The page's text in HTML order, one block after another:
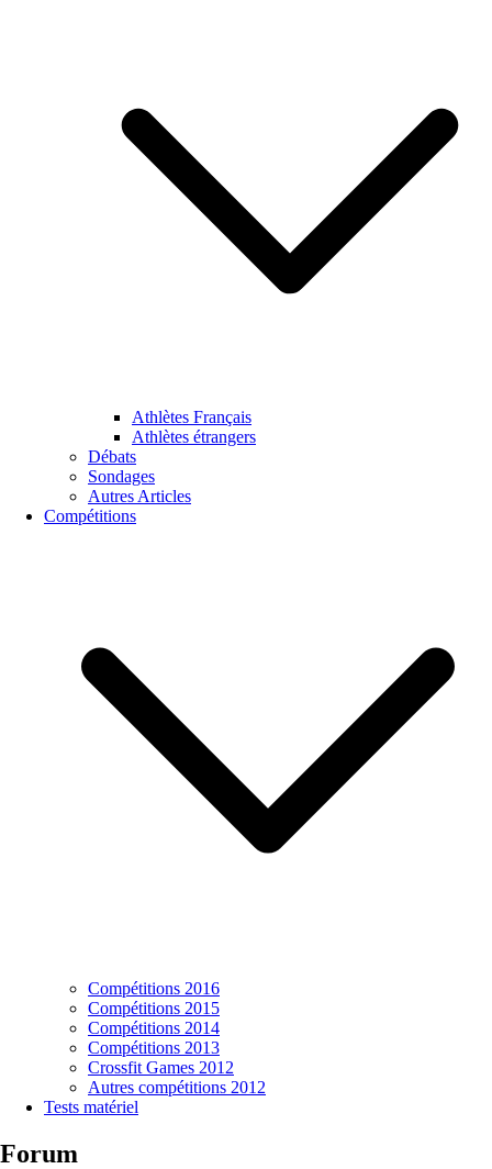
Athlètes Français
Athlètes étrangers
Débats
Sondages
Autres Articles
Compétitions
Compétitions 2016
Compétitions 2015
Compétitions 2014
Compétitions 2013
Crossfit Games 2012
Autres compétitions 2012
Tests matériel
Forum